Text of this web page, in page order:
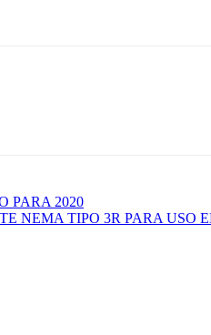
PARA 2020
NEMA TIPO 3R PARA USO